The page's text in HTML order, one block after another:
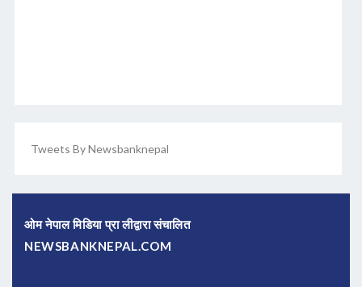
Tweets By Newsbanknepal
ओम नेपाल मिडिया प्रा लीद्वारा संचालित
NEWSBANKNEPAL.COM